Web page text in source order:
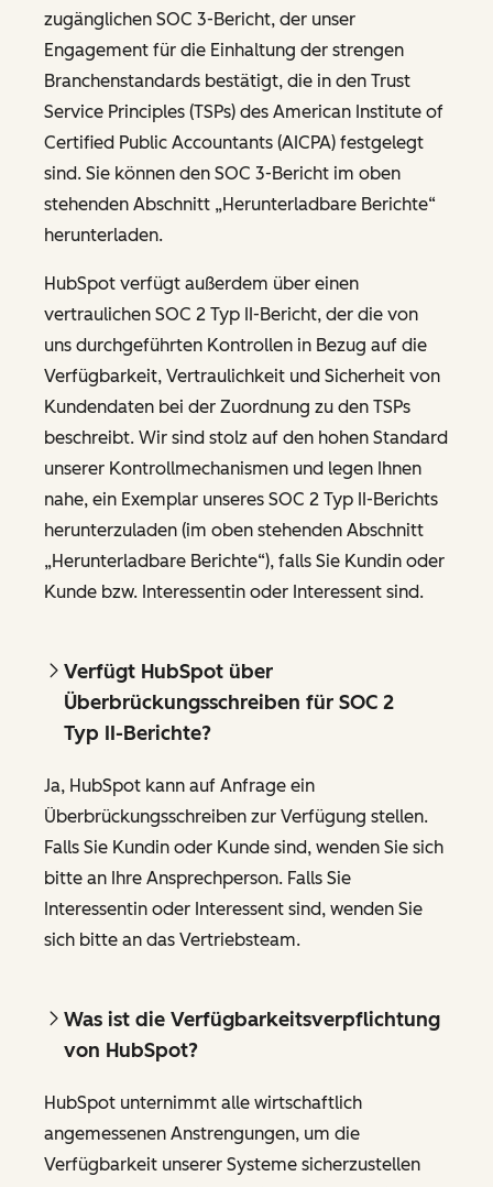
zugänglichen SOC 3-Bericht, der unser
Engagement für die Einhaltung der strengen
Branchenstandards bestätigt, die in den Trust
Service Principles (TSPs) des American Institute of
Certified Public Accountants (AICPA) festgelegt
sind. Sie können den SOC 3-Bericht im oben
stehenden Abschnitt „Herunterladbare Berichte“
herunterladen.
HubSpot verfügt außerdem über einen
vertraulichen SOC 2 Typ II-Bericht, der die von
uns durchgeführten Kontrollen in Bezug auf die
Verfügbarkeit, Vertraulichkeit und Sicherheit von
Kundendaten bei der Zuordnung zu den TSPs
beschreibt. Wir sind stolz auf den hohen Standard
unserer Kontrollmechanismen und legen Ihnen
nahe, ein Exemplar unseres SOC 2 Typ II-Berichts
herunterzuladen (im oben stehenden Abschnitt
„Herunterladbare Berichte“), falls Sie Kundin oder
Kunde bzw. Interessentin oder Interessent sind.
Verfügt HubSpot über
Überbrückungsschreiben für SOC 2
Typ II-Berichte?
Ja, HubSpot kann auf Anfrage ein
Überbrückungsschreiben zur Verfügung stellen.
Falls Sie Kundin oder Kunde sind, wenden Sie sich
bitte an Ihre Ansprechperson. Falls Sie
Interessentin oder Interessent sind, wenden Sie
sich bitte an das Vertriebsteam.
Was ist die Verfügbarkeitsverpflichtung
von HubSpot?
HubSpot unternimmt alle wirtschaftlich
angemessenen Anstrengungen, um die
Verfügbarkeit unserer Systeme sicherzustellen